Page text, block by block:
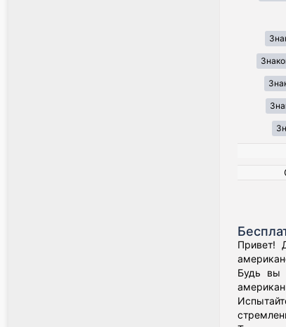
Привет!
Будь вы